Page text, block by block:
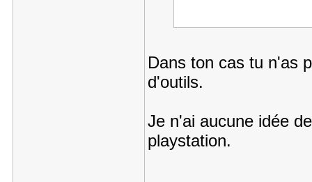
Dans ton cas tu n'as
d'outils.
Je n'ai aucune idée
playstation.